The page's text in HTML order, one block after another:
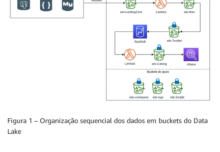
Figura 1 – Organização sequencial dos dados em buckets do Data
Lake